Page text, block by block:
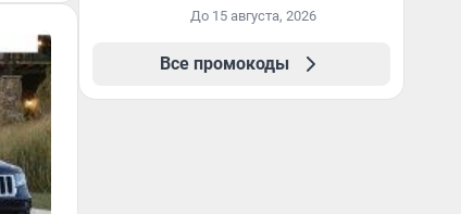
До 15 августа, 2026
Все промокоды